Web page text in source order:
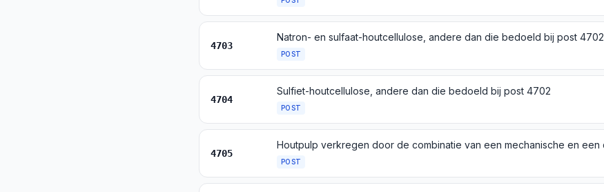
4703
Natron- en sulfaat-houtcellulose, andere dan die bedoeld bij post 4702
POST
4704
Sulfiet-houtcellulose, andere dan die bedoeld bij post 4702
POST
4705
POST